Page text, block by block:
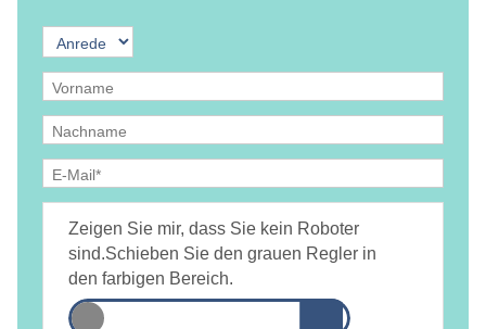
DAMiD mich per E-Mail über Themen und Veranstaltungen
informiert.
Zeigen Sie mir, dass Sie kein Roboter
sind.Schieben Sie den grauen Regler in
den farbigen Bereich.